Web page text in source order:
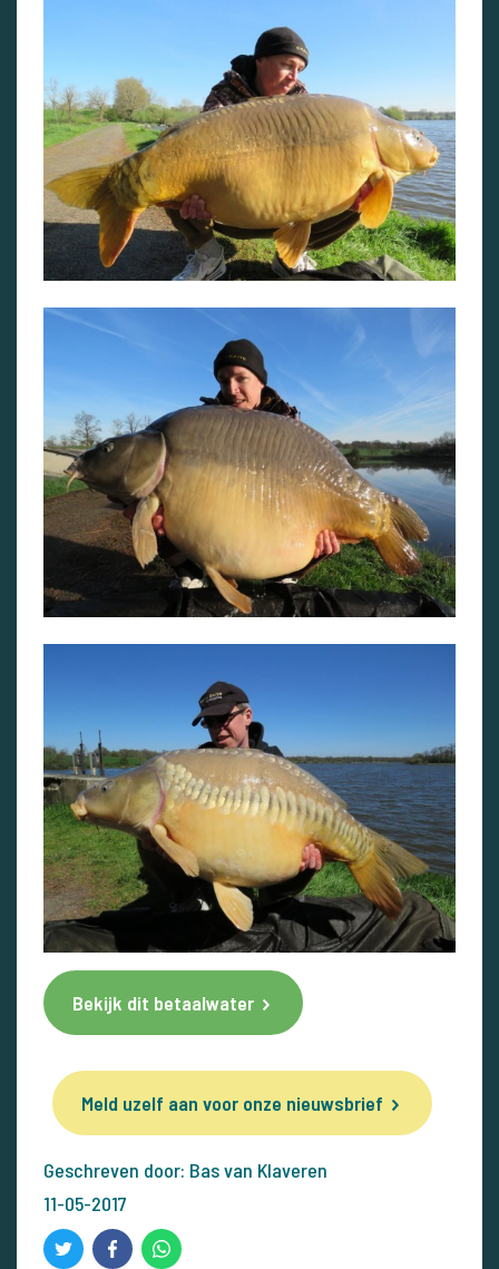
Bekijk dit betaalwater
Meld uzelf aan voor onze nieuwsbrief
Geschreven door: Bas van Klaveren
11-05-2017